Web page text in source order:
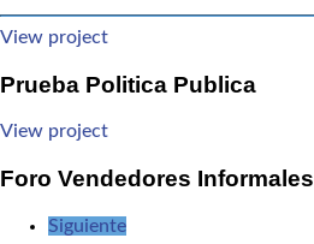
View project
Prueba Politica Publica
View project
Foro Vendedores Informales
Siguiente